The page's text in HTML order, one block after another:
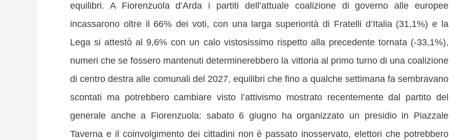
equilibri. A Fiorenzuola d’Arda i partiti dell’attuale coalizione di governo alle europee
incassarono oltre il 66% dei voti, con una larga superiorità di Fratelli d’Italia (31,1%) e la
Lega si attestò al 9,6% con un calo vistosissimo rispetto alla precedente tornata (-33,1%),
numeri che se fossero mantenuti determinerebbero la vittoria al primo turno di una coalizione
di centro destra alle comunali del 2027, equilibri che fino a qualche settimana fa sembravano
scontati ma potrebbero cambiare visto l’attivismo mostrato recentemente dal partito del
generale anche a Fiorenzuola: sabato 6 giugno ha organizzato un presidio in Piazzale
Taverna e il coinvolgimento dei cittadini non è passato inosservato, elettori che potrebbero